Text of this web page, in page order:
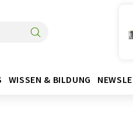
WISSEN & BILDUNG